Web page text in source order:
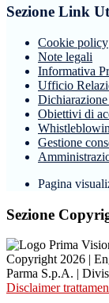
Sezione Link
Cookie policy
Note legali
Informativa
Ufficio
Obiettivi di
Gestione
Pagina
Sezione
Copyright 2026 |
Parma S.p.A. |
Disclaimer